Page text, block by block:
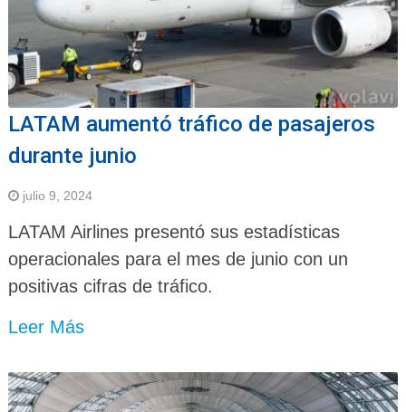
LATAM aumentó tráfico de pasajeros
durante junio
julio 9, 2024
LATAM Airlines presentó sus estadísticas
operacionales para el mes de junio con un
positivas cifras de tráfico.
Leer Más